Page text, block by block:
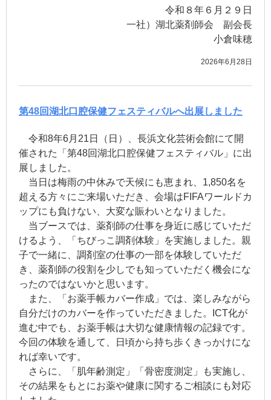
令和８年６月２９日
一社）湖北薬剤師会 副会長
小倉味穂
2026年6月28日
第48回湖北口腔保健フェスティバルへ出展しました
令和8年6月21日（日）、長浜文化芸術会館にて開
催された「第48回湖北口腔保健フェスティバル」に出
展しました。
当日は梅雨の中休みで天候にも恵まれ、1,850名を
超える方々にご来場いただき、会場はFIFAワールドカ
ップにも負けない、大変な賑わいとなりました。
当ブースでは、薬剤師の仕事を身近に感じていただ
けるよう、「ちびっこ調剤体験」を実施しました。親
子で一緒に、調剤室の仕事の一部を体験していただ
き、薬剤師の役割を少しでも知っていただく機会にな
ったのではないかと思います。
また、「お薬手帳カバー作成」では、楽しみながら
自分だけのカバーを作っていただきました。ICT化が
進む中でも、お薬手帳は大切な健康情報の記録です。
今回の体験を通して、日頃から持ち歩くきっかけにな
れば幸いです。
さらに、「肌年齢測定」「骨密度測定」も実施し、
その結果をもとにお薬や健康に関するご相談にも対応